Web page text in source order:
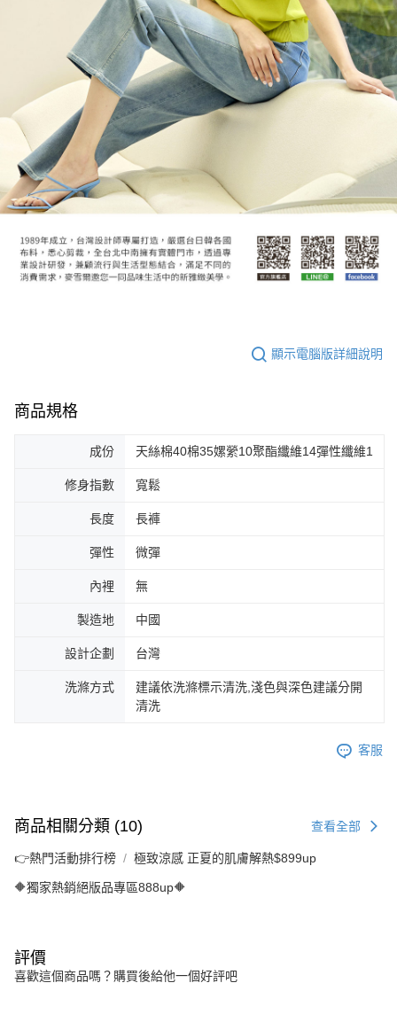
顯示電腦版詳細說明
商品規格
成份 天絲棉40棉35嫘縈10聚酯纖維14彈性纖維1
修身指數 寬鬆
長度 長褲
彈性 微彈
內裡 無
製造地 中國
設計企劃 台灣
洗滌方式
建議依洗滌標示清洗,淺色與深色建議分開
清洗
客服
商品相關分類 (10) 查看全部
👉熱門活動排行榜 極致涼感 正夏的肌膚解熱$899up
🔶獨家熱銷絕版品專區888up🔶
評價
喜歡這個商品嗎？購買後給他一個好評吧